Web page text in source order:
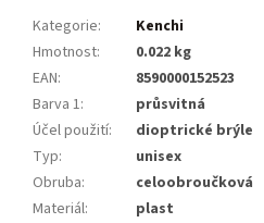
Kategorie:
Kenchi
Hmotnost:
0.022 kg
EAN:
8590000152523
Barva 1:
průsvitná
Účel použití:
dioptrické brýle
Typ:
unisex
Obruba:
celoobroučková
Materiál:
plast